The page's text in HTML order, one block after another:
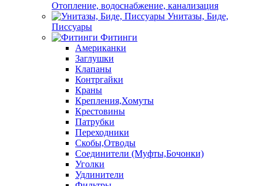
Отопление, водоснабжение, канализация
Унитазы, Биде,
Писсуары
Фитинги
Американки
Заглушки
Клапаны
Контргайки
Краны
Крепления,Хомуты
Крестовины
Патрубки
Переходники
Скобы,Отводы
Соединители (Муфты,Бочонки)
Уголки
Удлинители